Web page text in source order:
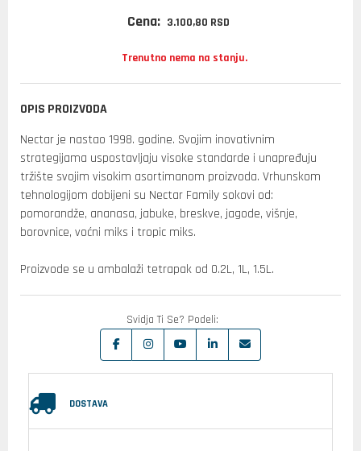
Cena: 3.100,80 RSD
Trenutno nema na stanju.
OPIS PROIZVODA
Nectar je nastao 1998. godine. Svojim inovativnim
strategijama uspostavljaju visoke standarde i unapređuju
tržište svojim visokim asortimanom proizvoda. Vrhunskom
tehnologijom dobijeni su Nectar Family sokovi od:
pomorandže, ananasa, jabuke, breskve, jagode, višnje,
borovnice, voćni miks i tropic miks.
Proizvode se u ambalaži tetrapak od 0.2L, 1L, 1.5L.
Svidja Ti Se? Podeli:
DOSTAVA